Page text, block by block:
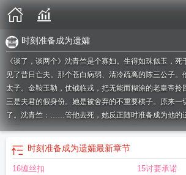
时刻准备成为遗孀
《谈了，谈两个》沈青竺是个寡妇。生得如珠似玉，
见了昔日亡夫。那个苍白病弱、清冷疏离的陈三公子。
太子。金鞍玉勒，仗钺临戎，把无能而糊涂的老皇帝拎
三是夫君的假身份。她是被舍弃的不重要棋子。原来一
了。沈青竺：……管他去死，她反正随时准备成为他的
双重人格。一面清冷自持，一面欲念深重。‘他们\’不共
竺阴毒，不安于室，入夜后偏执又蛮横，抱着不撒手。
陆遮杀回京城。百官跪迎，民心所向。人人称赞的不世
禁东宫。陆遮：脖子上痕迹哪来的？沈青竺：狗咬的！
时刻准备成为遗孀最新章节
16缠丝扣 15讨要承诺